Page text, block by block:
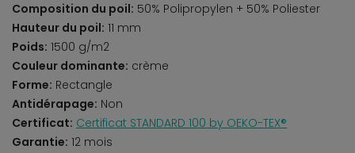
Composition du poil: 50% Polipropylen + 50% Poliester
Hauteur du poil: 11 mm
Poids: 1500 g/m2
Couleur dominante: crème
Forme: Rectangle
Antidérapage: Non
Certificat: Certificat STANDARD 100 by OEKO-TEX®
Garantie: 12 mois